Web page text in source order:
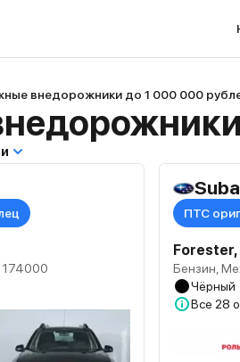
внедорожники до 1 000 000
174000
ПТС
Forester,
Бензин,
Чёрный
Все 28